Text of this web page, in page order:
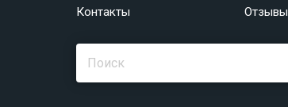
Контакты
Отзывы